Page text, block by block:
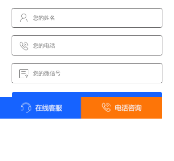
快速提交
*提交后我们会尽快和您联系